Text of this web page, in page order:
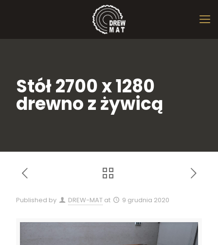
Stół 2700 x 1280
drewno z żywicą
Published by DREW-MAT at 9 grudnia 2020